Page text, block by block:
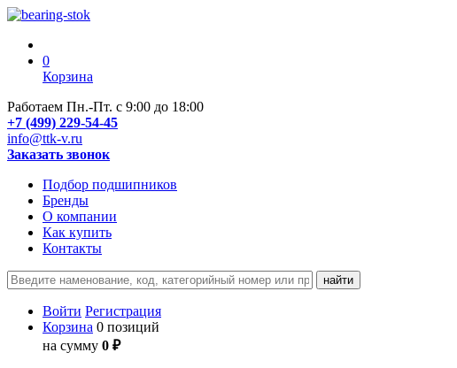
0
Корзина
Работаем Пн.-Пт. с 9:00 до 18:00
+7 (499) 229-54-45
info@ttk-v.ru
Заказать звонок
Подбор подшипников
Бренды
О компании
Как купить
Контакты
Войти Регистрация
Корзина 0 позиций
на сумму 0 ₽